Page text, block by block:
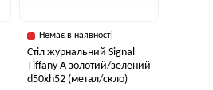
Немає в наявності
Стіл журнальний Signal
Tiffany A золотий/зелений
d50хh52 (метал/скло)